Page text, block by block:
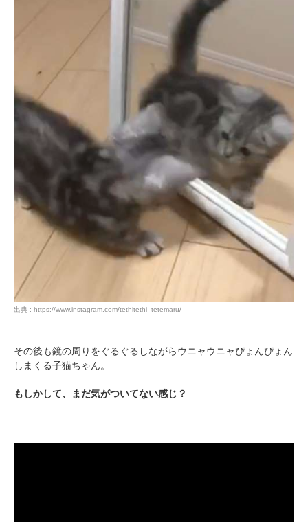
出典 : https://www.instagram.com/tethitethi_tetemaru/
その後も鏡の周りをぐるぐるしながらウニャウニャぴょんぴょん
しまくる子猫ちゃん。
もしかして、まだ気がついてない感じ？
アプリで開く